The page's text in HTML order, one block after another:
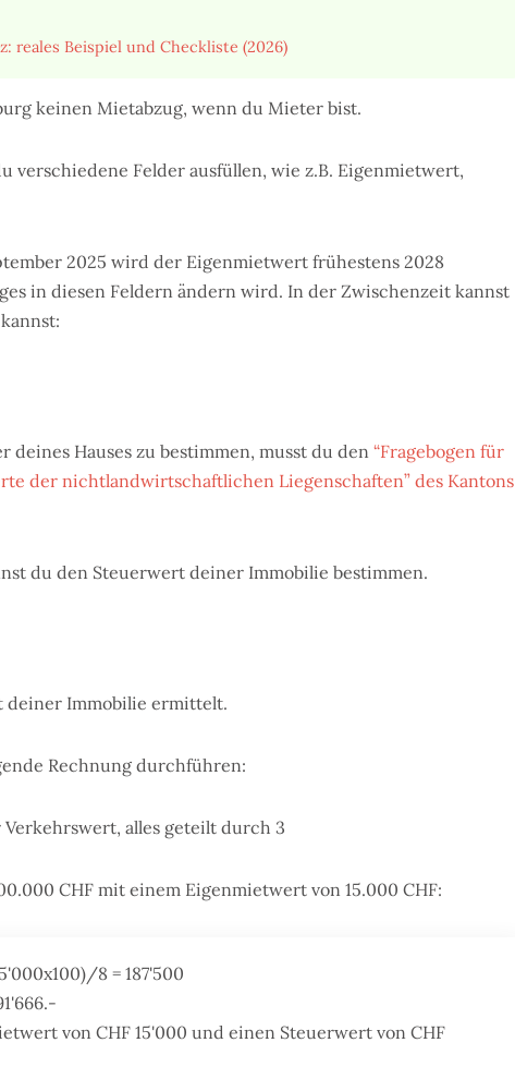
reales Beispiel und Checkliste (2026)
keinen Mietabzug, wenn du Mieter bist.
verschiedene Felder ausfüllen, wie z.B. Eigenmietwert,
2025 wird der Eigenmietwert frühestens 2028
in diesen Feldern ändern wird. In der Zwischenzeit kannst
Hauses zu bestimmen, musst du den “Fragebogen für
der nichtlandwirtschaftlichen Liegenschaften” des Kantons
du den Steuerwert deiner Immobilie bestimmen.
deiner Immobilie ermittelt.
Rechnung durchführen:
alles geteilt durch 3
CHF mit einem Eigenmietwert von 15.000 CHF:
8 = 187'500
von CHF 15'000 und einen Steuerwert von CHF